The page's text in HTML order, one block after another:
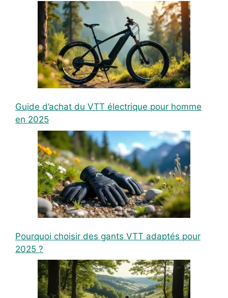
Guide d’achat du VTT électrique pour homme
en 2025
Pourquoi choisir des gants VTT adaptés pour
2025 ?